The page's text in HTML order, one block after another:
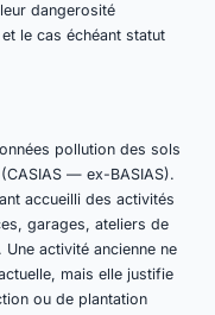
dangerosité
le cas échéant statut
pollution des sols
(CASIAS — ex-BASIAS).
accueilli des activités
garages, ateliers de
activité ancienne ne
mais elle justifie
ou de plantation